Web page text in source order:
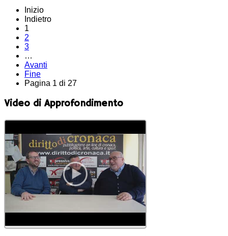
Inizio
Indietro
1
2
3
…
Avanti
Fine
Pagina 1 di 27
Video di Approfondimento